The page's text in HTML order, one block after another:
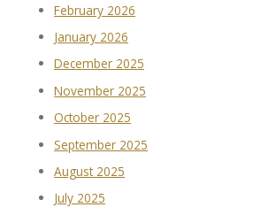
February 2026
January 2026
December 2025
November 2025
October 2025
September 2025
August 2025
July 2025